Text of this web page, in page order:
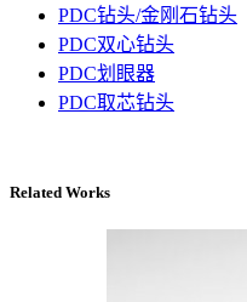
PDC钻头/金刚石钻头
PDC双心钻头
PDC划眼器
PDC取芯钻头
Related Works